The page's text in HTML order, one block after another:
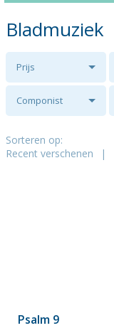
Bladmuziek
Prijs
Componist
Sorteren op:
Recent verschenen
|
Psalm 9